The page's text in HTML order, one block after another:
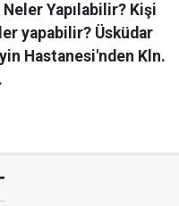
Yapılabilir? Kişi
yapabilir? Üsküdar
Hastanesi'nden Kln.